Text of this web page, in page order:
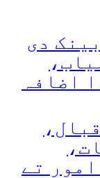
دی
اضافہ
تے